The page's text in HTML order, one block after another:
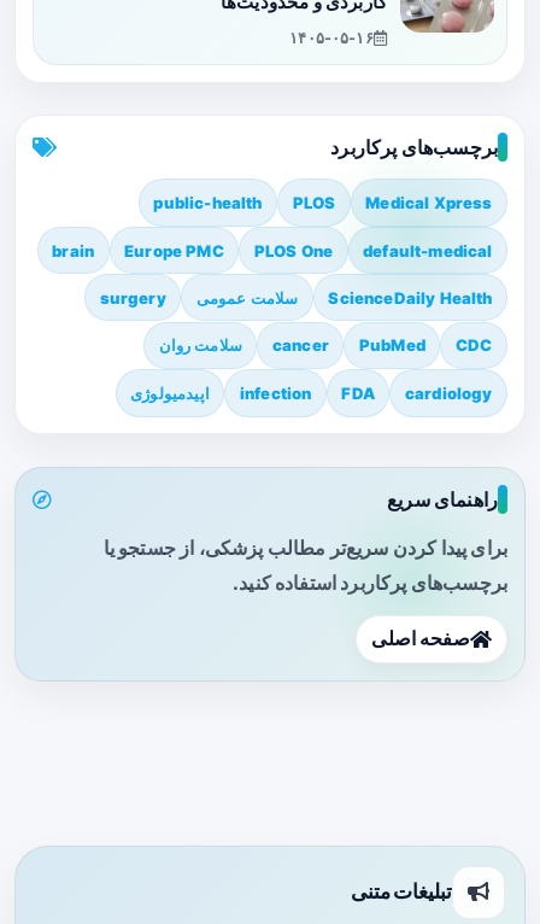
۱۴۰۵-۰۵-۱۶
برچسب‌های پرکاربرد
Medical Xpress
PLOS
public-health
default-medical
PLOS One
Europe PMC
brain
ScienceDaily Health سلامت عمومی surgery
CDC
PubMed
cancer سلامت روان
cardiology
FDA
infection اپیدمیولوژی
راهنمای سریع
برای پیدا کردن سریع‌تر مطالب پزشکی، از جستجو یا
برچسب‌های پرکاربرد استفاده کنید.
صفحه اصلی
تبلیغات متنی